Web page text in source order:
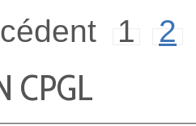
1 2
CPGL